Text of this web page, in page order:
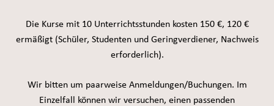
Die Kurse mit 10 Unterrichtsstunden kosten 150 €, 120 €
ermäßigt (Schüler, Studenten und Geringverdiener, Nachweis
erforderlich).
Wir bitten um paarweise Anmeldungen/Buchungen. Im
Einzelfall können wir versuchen, einen passenden